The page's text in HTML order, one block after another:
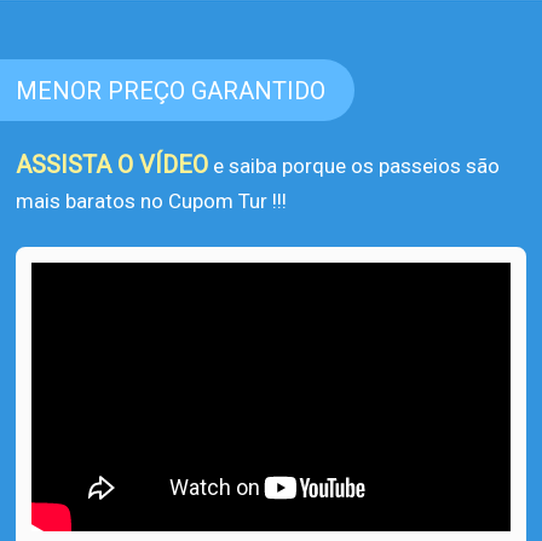
MENOR PREÇO GARANTIDO
ASSISTA O VÍDEO e saiba porque os passeios são
mais baratos no Cupom Tur !!!